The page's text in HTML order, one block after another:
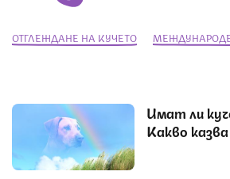
ОТГЛЕЖДАНЕ НА КУЧЕТО
Имат ли
Какво